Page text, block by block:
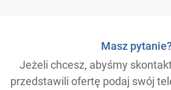
Masz pytanie?
Jeżeli chcesz, abyśmy
przedstawili ofertę podaj swój